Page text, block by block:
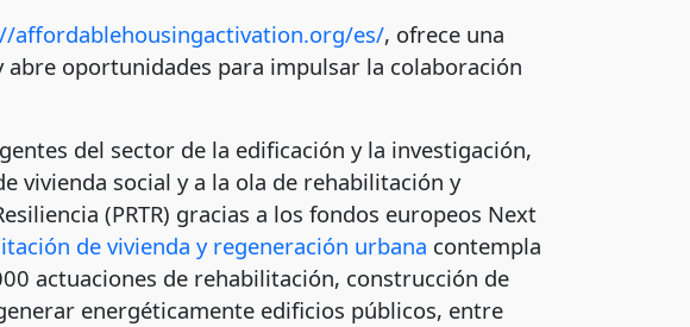
affordablehousingactivation.org/es/, ofrece una
oportunidades para impulsar la colaboración
del sector de la edificación y la investigación,
vivienda social y a la ola de rehabilitación y
(PRTR) gracias a los fondos europeos Next
de vivienda y regeneración urbana contempla
actuaciones de rehabilitación, construcción de
energéticamente edificios públicos, entre